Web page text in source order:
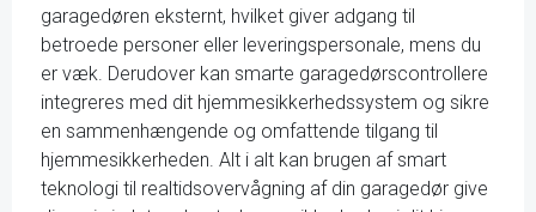
garagedøren eksternt, hvilket giver adgang til
betroede personer eller leveringspersonale, mens du
er væk. Derudover kan smarte garagedørscontrollere
integreres med dit hjemmesikkerhedssystem og sikre
en sammenhængende og omfattende tilgang til
hjemmesikkerheden. Alt i alt kan brugen af smart
teknologi til realtidsovervågning af din garagedør give